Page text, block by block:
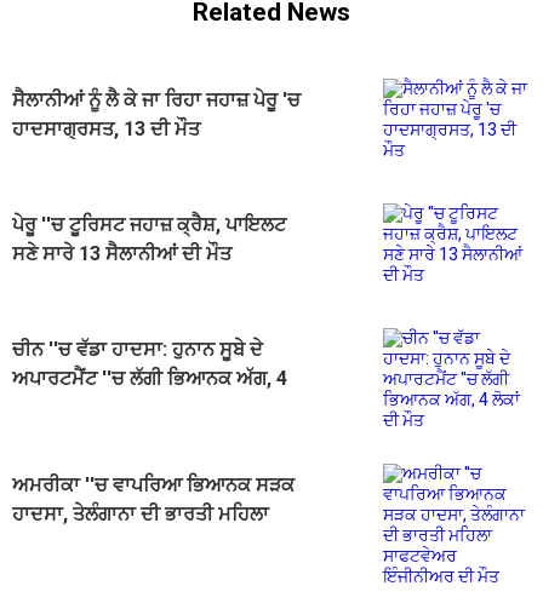
Related News
ਸੈਲਾਨੀਆਂ ਨੂੰ ਲੈ ਕੇ ਜਾ ਰਿਹਾ ਜਹਾਜ਼ ਪੇਰੂ 'ਚ
ਹਾਦਸਾਗ੍ਰਸਤ, 13 ਦੀ ਮੌਤ
ਪੇਰੂ ''ਚ ਟੂਰਿਸਟ ਜਹਾਜ਼ ਕ੍ਰੈਸ਼, ਪਾਇਲਟ
ਸਣੇ ਸਾਰੇ 13 ਸੈਲਾਨੀਆਂ ਦੀ ਮੌਤ
ਚੀਨ ''ਚ ਵੱਡਾ ਹਾਦਸਾ: ਹੁਨਾਨ ਸੂਬੇ ਦੇ
ਅਪਾਰਟਮੈਂਟ ''ਚ ਲੱਗੀ ਭਿਆਨਕ ਅੱਗ, 4
ਅਮਰੀਕਾ ''ਚ ਵਾਪਰਿਆ ਭਿਆਨਕ ਸੜਕ
ਹਾਦਸਾ, ਤੇਲੰਗਾਨਾ ਦੀ ਭਾਰਤੀ ਮਹਿਲਾ